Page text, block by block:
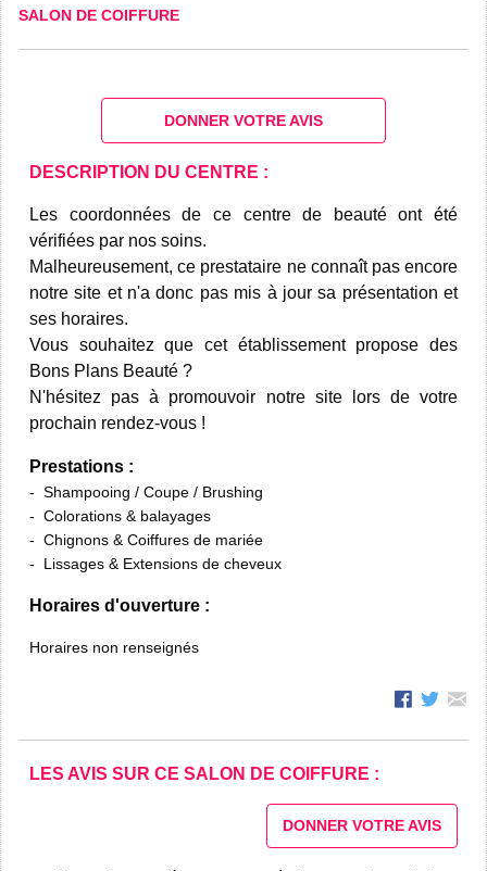
SALON DE COIFFURE
DONNER VOTRE AVIS
DESCRIPTION DU CENTRE :
Les coordonnées de ce centre de beauté ont été
vérifiées par nos soins.
Malheureusement, ce prestataire ne connaît pas encore
notre site et n'a donc pas mis à jour sa présentation et
ses horaires.
Vous souhaitez que cet établissement propose des
Bons Plans Beauté ?
N'hésitez pas à promouvoir notre site lors de votre
prochain rendez-vous !
Prestations :
Shampooing / Coupe / Brushing
Colorations & balayages
Chignons & Coiffures de mariée
Lissages & Extensions de cheveux
Horaires d'ouverture :
Horaires non renseignés
LES AVIS SUR CE SALON DE COIFFURE :
DONNER VOTRE AVIS